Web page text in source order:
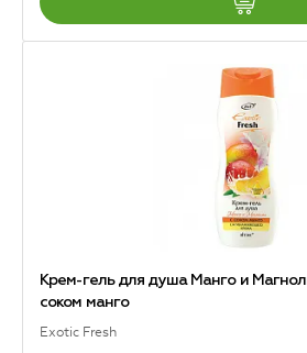
Крем-гель для душа Манго и
соком манго
Exotic Fresh